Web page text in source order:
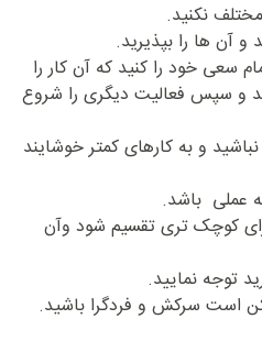
نکنید.
آن ها را بپذیرید.
سعی خود را کنید که آن کار را
و سپس فعالیت دیگری را شروع
و به کارهای کمتر خوشایند
عملی باشد.
کوچک تری تقسیم شود وآن
توجه نمایید.
است سرکش و فردگرا باشید.